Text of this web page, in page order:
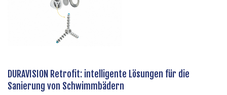
DURAVISION Retrofit: intelligente Lösungen für die
Sanierung von Schwimmbädern